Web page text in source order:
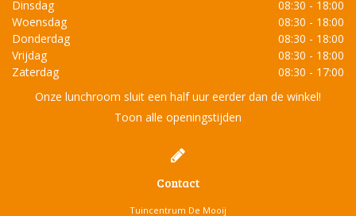
Dinsdag
08:30 - 18:00
Woensdag
08:30 - 18:00
Donderdag
08:30 - 18:00
Vrijdag
08:30 - 18:00
Zaterdag
08:30 - 17:00
Onze lunchroom sluit een half uur eerder dan de winkel!
Toon alle openingstijden
Contact
Tuincentrum De Mooij